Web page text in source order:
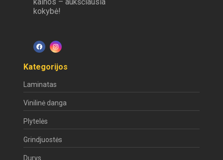
kokybė!
Kategorijos
Laminatas
Vinilinė danga
Plytelės
Grindjuostės
Durys